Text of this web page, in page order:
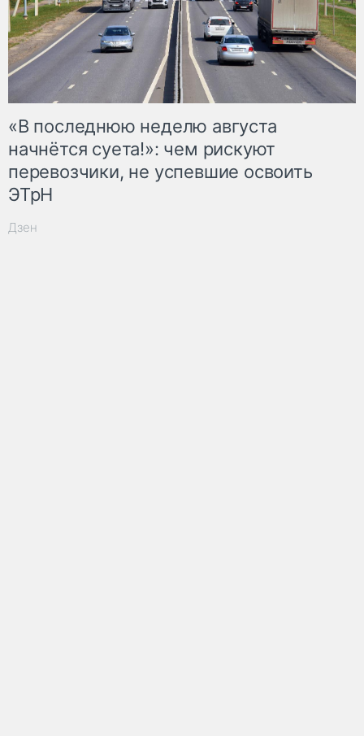
«В последнюю неделю августа
начнётся суета!»: чем рискуют
перевозчики, не успевшие освоить
ЭТрН
Дзен